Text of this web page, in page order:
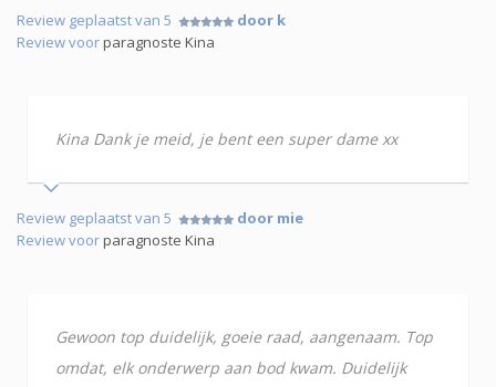
Review geplaatst van 5
door k
Review voorparagnoste Kina
Kina Dank je meid, je bent een super dame xx
Review geplaatst van 5
door mie
Review voorparagnoste Kina
Gewoon top duidelijk, goeie raad, aangenaam. Top
omdat, elk onderwerp aan bod kwam. Duidelijk